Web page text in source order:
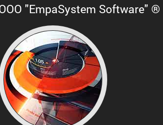
"EmpaSystem Software" ®